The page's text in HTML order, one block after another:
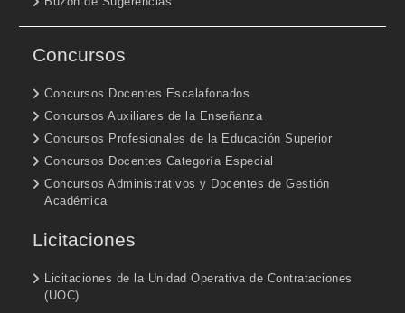
Concursos
Concursos Docentes Escalafonados
Concursos Auxiliares de la Enseñanza
Concursos Profesionales de la Educación Superior
Concursos Docentes Categoría Especial
Concursos Administrativos y Docentes de Gestión
Académica
Licitaciones
Licitaciones de la Unidad Operativa de Contrataciones
(UOC)